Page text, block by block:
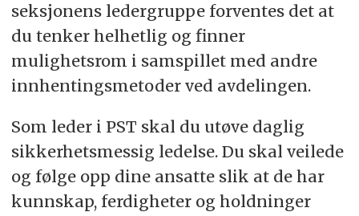
seksjonens ledergruppe forventes det at
du tenker helhetlig og finner
mulighetsrom i samspillet med andre
innhentingsmetoder ved avdelingen.
Som leder i PST skal du utøve daglig
sikkerhetsmessig ledelse. Du skal veilede
og følge opp dine ansatte slik at de har
kunnskap, ferdigheter og holdninger